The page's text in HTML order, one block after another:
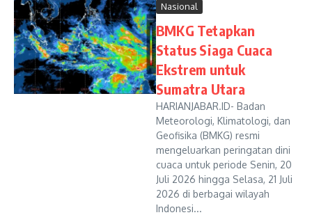
Nasional
BMKG Tetapkan
Status Siaga Cuaca
Ekstrem untuk
Sumatra Utara
HARIANJABAR.ID- Badan
Meteorologi, Klimatologi, dan
Geofisika (BMKG) resmi
mengeluarkan peringatan dini
cuaca untuk periode Senin, 20
Juli 2026 hingga Selasa, 21 Juli
2026 di berbagai wilayah
Indonesi...